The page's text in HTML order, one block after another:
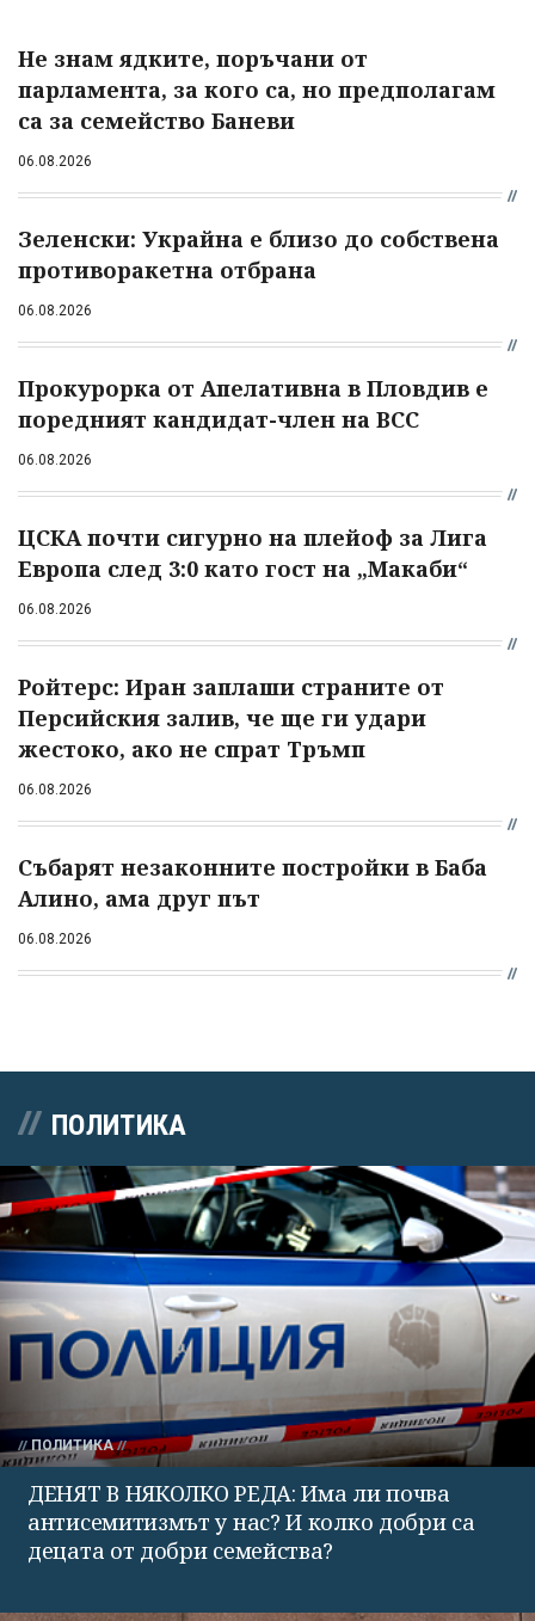
Не знам ядките, поръчани от
парламента, за кого са, но предполагам
са за семейство Баневи
06.08.2026
Зеленски: Украйна е близо до собствена
противоракетна отбрана
06.08.2026
Прокурорка от Апелативна в Пловдив е
поредният кандидат-член на ВСС
06.08.2026
ЦСКА почти сигурно на плейоф за Лига
Европа след 3:0 като гост на „Макаби“
06.08.2026
Ройтерс: Иран заплаши страните от
Персийския залив, че ще ги удари
жестоко, ако не спрат Тръмп
06.08.2026
Събарят незаконните постройки в Баба
Алино, ама друг път
06.08.2026
ПОЛИТИКА
ПОЛИТИКА
ДЕНЯТ В НЯКОЛКО РЕДА: Има ли почва
антисемитизмът у нас? И колко добри са
децата от добри семейства?